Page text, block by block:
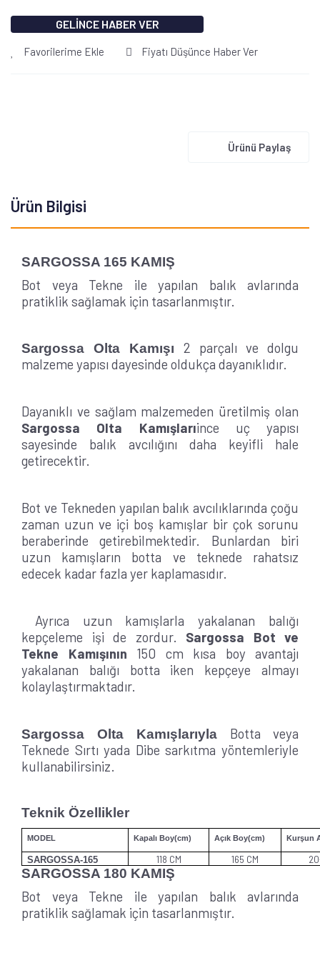
GELİNCE HABER VER
Favorilerime Ekle Fiyatı Düşünce Haber Ver
Ürünü Paylaş
Ürün Bilgisi
SARGOSSA 165 KAMIŞ
Bot veya Tekne ile yapılan balık avlarında
pratiklik sağlamak için tasarlanmıştır.
Sargossa Olta Kamışı 2 parçalı ve dolgu
malzeme yapısı dayesinde oldukça dayanıklıdır.
Dayanıklı ve sağlam malzemeden üretilmiş olan
Sargossa Olta Kamışlarıince uç yapısı
sayesinde balık avcılığını daha keyifli hale
getirecektir.
Bot ve Tekneden yapılan balık avcılıklarında çoğu
zaman uzun ve içi boş kamışlar bir çok sorunu
beraberinde getirebilmektedir. Bunlardan biri
uzun kamışların botta ve teknede rahatsız
edecek kadar fazla yer kaplamasıdır.
Ayrıca uzun kamışlarla yakalanan balığı
kepçeleme işi de zordur. Sargossa Bot ve
Tekne Kamışının 150 cm kısa boy avantajı
yakalanan balığı botta iken kepçeye almayı
kolaylaştırmaktadır.
Sargossa Olta Kamışlarıyla Botta veya
Teknede Sırtı yada Dibe sarkıtma yöntemleriyle
kullanabilirsiniz.
Teknik Özellikler
MODEL Kapalı Boy(cm) Açık Boy(cm) Kurşun
SARGOSSA-165 118 CM 165 CM
SARGOSSA 180 KAMIŞ
Bot veya Tekne ile yapılan balık avlarında
pratiklik sağlamak için tasarlanmıştır.